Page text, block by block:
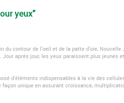
yeux"
du contour de l'oeil et de la patte d'oie,
après jour, les yeux paraissent plus jeunes
d'éléments indispensables à la vie des
façon unique en assurant croissance,